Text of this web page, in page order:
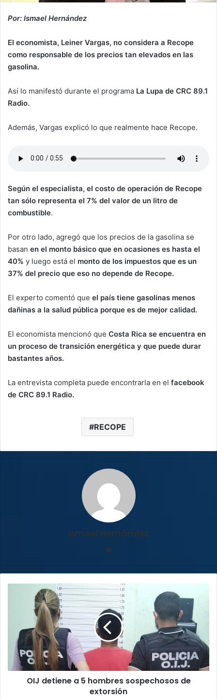
Por: Ismael Hernández
El economista, Leiner Vargas, no considera a Recope
como responsable de los precios tan elevados en las
gasolina.
Así lo manifestó durante el programa La Lupa de CRC 89.1
Radio.
Además, Vargas explicó lo que realmente hace Recope.
Según el especialista, el costo de operación de Recope
tan sólo representa el 7% del valor de un litro de
combustible.
Por otro lado, agregó que los precios de la gasolina se
basan en el monto básico que en ocasiones es hasta el
40% y luego está el monto de los impuestos que es un
37% del precio que eso no depende de Recope.
El experto comentó que el país tiene gasolinas menos
dañinas a la salud pública porque es de mejor calidad.
El economista mencionó que Costa Rica se encuentra en
un proceso de transición energética y que puede durar
bastantes años.
La entrevista completa puede encontrarla en el facebook
de CRC 89.1 Radio.
RECOPE
Ismael Hernández
hombres
sospechosos
de
extorsión
OIJ detiene a 5 hombres sospechosos de
extorsión